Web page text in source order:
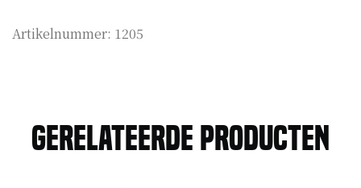
Artikelnummer: 1205
Gerelateerde producten